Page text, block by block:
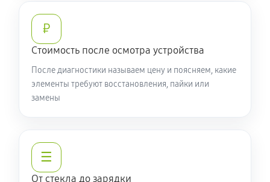
₽
Стоимость после осмотра устройства
После диагностики называем цену и поясняем, какие
элементы требуют восстановления, пайки или
замены
☰
От стекла до зарядки